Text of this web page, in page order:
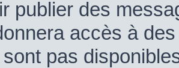
publier des
accès à
pas